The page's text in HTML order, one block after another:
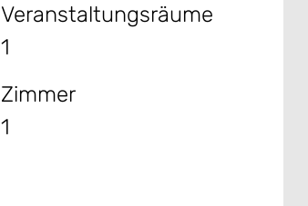
Veranstaltungsräume
1
Zimmer
1